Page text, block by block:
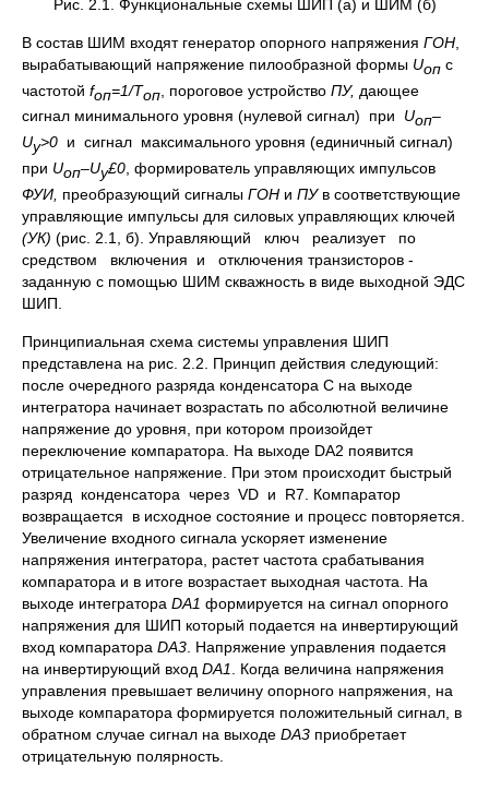
Рис. 2.1. Функциональные схемы ШИП (а) и ШИМ (б)
В состав ШИМ входят генератор опорного напряжения ГОН
вырабатывающий напряжение пилообразной формы Uоп с
частотой fоп=1/Tоп , пороговое устройство ПУ, дающее
сигнал минимального уровня (нулевой сигнал) при Uоп–
Uy>0 и сигнал максимального уровня (единичный сигнал)
при Uоп–Uy£0 , формирователь управляющих импульсов
ФУИ, преобразующий сигналы ГOH и ПУв соответствующие
управляющие импульсы для силовых управляющих ключей
(УК) (рис. 2.1, б). Управляющий ключ реализует по
средством включения и отключения транзисторов -
заданную с помощью ШИМ скважность в виде выходной ЭДС
ШИП.
Принципиальная схема системы управления ШИП
представлена на рис. 2.2. Принцип действия следующий:
после очередного разряда конденсатора С на выходе
интегратора начинает возрастать по абсолютной величине
напряжение до уровня, при котором произойдет
переключение компаратора. На выходе DA2 появится
отрицательное напряжение. При этом происходит быстрый
разряд конденсатора через VD и R7. Компаратор
возвращается в исходное состояние и процесс повторяется.
Увеличение входного сигнала ускоряет изменение
напряжения интегратора, растет частота срабатывания
компаратора и в итоге возрастает выходная частота. На
выходе интегратора DA1 формируется на сигнал опорного
напряжения для ШИП который подается на инвертирующий
вход компаратора DA3 . Напряжение управления подается
на инвертирующий вход DA1
. Когда величина напряжения
управления превышает величину опорного напряжения, на
выходе компаратора формируется положительный сигнал, в
обратном случае сигнал на выходе DA3 приобретает
отрицательную полярность.